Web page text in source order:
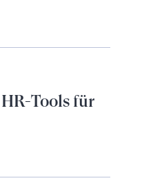
Tools für